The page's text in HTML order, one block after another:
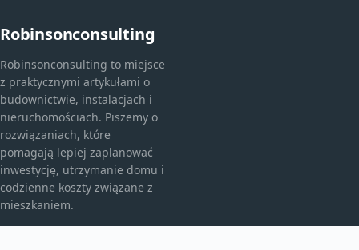
Robinsonconsulting
Robinsonconsulting to miejsce
z praktycznymi artykułami o
budownictwie, instalacjach i
nieruchomościach. Piszemy o
rozwiązaniach, które
pomagają lepiej zaplanować
inwestycję, utrzymanie domu i
codzienne koszty związane z
mieszkaniem.